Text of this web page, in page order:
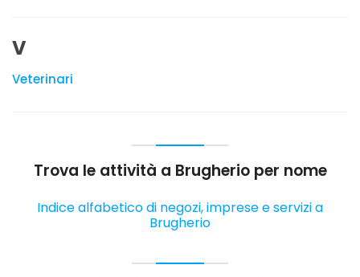
V
Veterinari
Trova le attività a Brugherio per nome
Indice alfabetico di negozi, imprese e servizi a
Brugherio